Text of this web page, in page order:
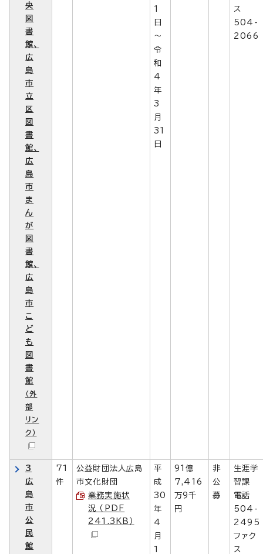
央
図
書
館、
広
島
市
立
区
図
書
館、
広
島
市
ま
ん
が
図
書
館、
広
島
市
こ
ど
も
図
書
館
（外
部
リン
ク）
1
日
～
令
和
4
年
3
月
31
日
ス
504-
2066
3
広
島
市
公
民
館
71
件
公益財団法人広島
市文化財団
業務実施状
況 （PDF
241.3KB）
平
成
30
年
4
月
1
91億
7,416
万9千
円
非
公
募
生涯学
習課
電話
504-
2495
ファク
ス